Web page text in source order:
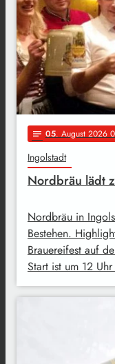
notes 05. August 2026
Ingolstadt
Nordbräu lädt
Nordbräu in
Bestehen.
Brauereifest auf
Start ist um 12